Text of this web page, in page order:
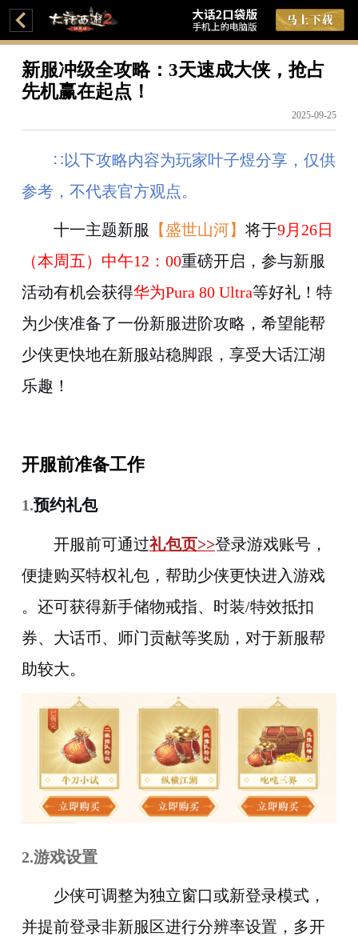
新服冲级全攻略：3天速成大侠，抢占
先机赢在起点！
2025-09-25
∷以下攻略内容为玩家叶子煜分享，仅供
参考，不代表官方观点。
十一主题新服 【盛世山河】 将于9月26日
（本周五）中午12：00重磅开启，参与新服
活动有机会获得华为Pura 80 Ultra等好礼！特
为少侠准备了一份新服进阶攻略，希望能帮
少侠更快地在新服站稳脚跟，享受大话江湖
乐趣！
开服前准备工作
1.预约礼包
开服前可通过礼包页>>登录游戏账号，
便捷购买特权礼包， 帮助少侠更快进入游戏
。 还可获得新手储物戒指、 时装/特效抵扣
券、大话币、师门贡献等奖励 ， 对于新服帮
助较大。
2.游戏设置
少侠可调整为独立窗口或新登录模式，
并提前登录非新服区进行分辨率设置，多开